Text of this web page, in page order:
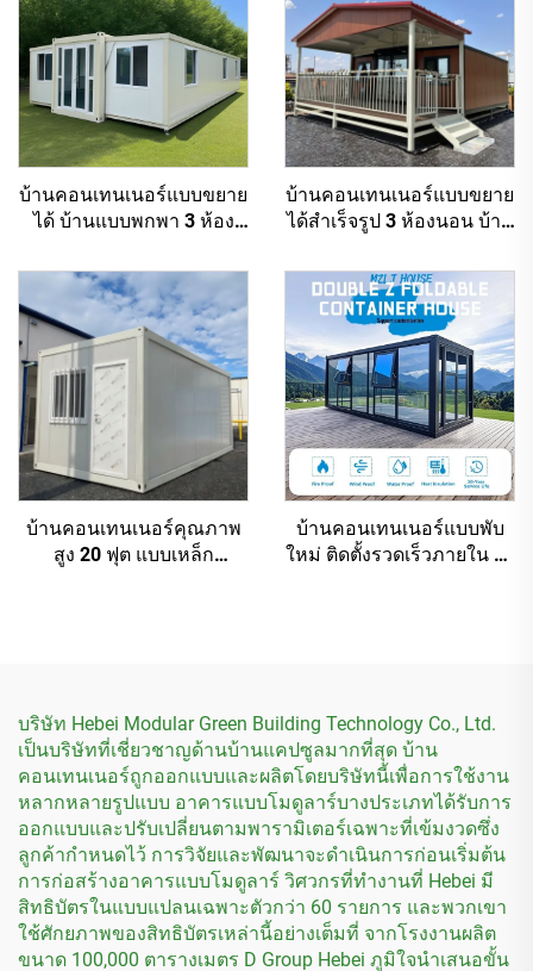
บ้านคอนเทนเนอร์แบบขยาย
ได้ บ้านแบบพกพา 3 ห้อง
บ้านคอนเทนเนอร์แบบขยาย
ได้สำเร็จรูป 3 ห้องนอน บ้าน
บ้านคอนเทนเนอร์คุณภาพ
สูง 20 ฟุต แบบเหล็ก
บ้านคอนเทนเนอร์แบบพับ
ใหม่ ติดตั้งรวดเร็วภายใน 15
บริษัท Hebei Modular Green Building Technology Co., Ltd.
เป็นบริษัทที่เชี่ยวชาญด้านบ้านแคปซูลมากที่สุด บ้าน
คอนเทนเนอร์ถูกออกแบบและผลิตโดยบริษัทนี้เพื่อการใช้งาน
หลากหลายรูปแบบ อาคารแบบโมดูลาร์บางประเภทได้รับการ
ออกแบบและปรับเปลี่ยนตามพารามิเตอร์เฉพาะที่เข้มงวดซึ่ง
ลูกค้ากำหนดไว้ การวิจัยและพัฒนาจะดำเนินการก่อนเริ่มต้น
การก่อสร้างอาคารแบบโมดูลาร์ วิศวกรที่ทำงานที่ Hebei มี
สิทธิบัตรในแบบแปลนเฉพาะตัวกว่า 60 รายการ และพวกเขา
ใช้ศักยภาพของสิทธิบัตรเหล่านี้อย่างเต็มที่ จากโรงงานผลิต
ขนาด 100,000 ตารางเมตร D Group Hebei ภูมิใจนำเสนอขั้น